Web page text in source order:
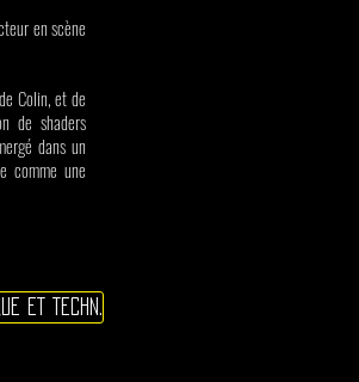
en scène
Colin, et de
de shaders
dans un
comme une
ET TECHN.